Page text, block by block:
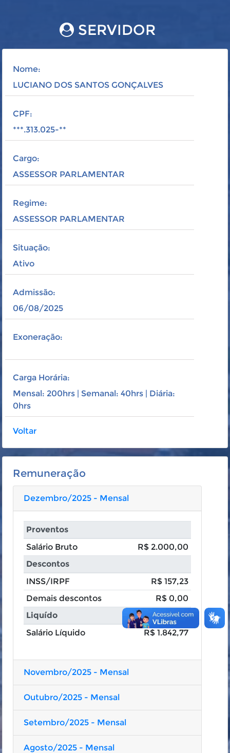
SERVIDOR
Nome:
LUCIANO DOS SANTOS GONÇALVES
CPF:
***.313.025-**
Cargo:
ASSESSOR PARLAMENTAR
Regime:
ASSESSOR PARLAMENTAR
Situação:
Ativo
Admissão:
06/08/2025
Exoneração:
Carga Horária:
Mensal: 200hrs | Semanal: 40hrs | Diária:
0hrs
Voltar
Remuneração
Dezembro/2025 - Mensal
Proventos
Salário Bruto
R$ 2.000,00
Descontos
INSS/IRPF
R$ 157,23
Demais descontos
R$ 0,00
Liquído
Salário Líquido
R$ 1.842,77
Novembro/2025 - Mensal
Outubro/2025 - Mensal
Setembro/2025 - Mensal
Agosto/2025 - Mensal